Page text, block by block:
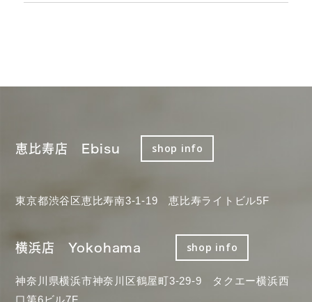
恵比寿店 Ebisu shop info
東京都渋谷区恵比寿南3-1-19 恵比寿ライトビル5F
横浜店 Yokohama shop info
神奈川県横浜市神奈川区鶴屋町3-29-9 タクエー横浜西
口第6ビル7F